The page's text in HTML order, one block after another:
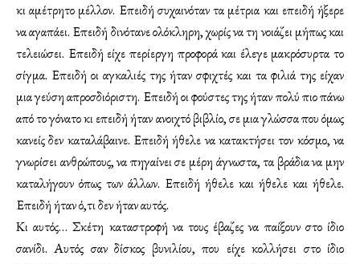
κι αμέτρητο μέλλον. Επειδή συχαινόταν τα μέτρια και επειδή ήξερε
να αγαπάει. Επειδή δινότανε ολόκληρη, χωρίς να τη νοιάζει μήπως και
τελειώσει. Επειδή είχε περίεργη προφορά και έλεγε μακρόσυρτα το
σίγμα. Επειδή οι αγκαλιές της ήταν σφιχτές και τα φιλιά της είχαν
μια γεύση απροσδιόριστη. Επειδή οι φούστες της ήταν πολύ πιο πάνω
από το γόνατο κι επειδή ήταν ανοιχτό βιβλίο, σε μια γλώσσα που όμως
κανείς δεν καταλάβαινε. Επειδή ήθελε να κατακτήσει τον κόσμο, να
γνωρίσει ανθρώπους, να πηγαίνει σε μέρη άγνωστα, τα βράδια να μην
καταλήγουν όπως των άλλων. Επειδή ήθελε και ήθελε και ήθελε.
Επειδή ήταν ό,τι δεν ήταν αυτός.
Κι αυτός… Σκέτη καταστροφή να τους έβαζες να παίξουν στο ίδιο
σανίδι. Αυτός σαν δίσκος βυνιλίου, που είχε κολλήσει στο ίδιο